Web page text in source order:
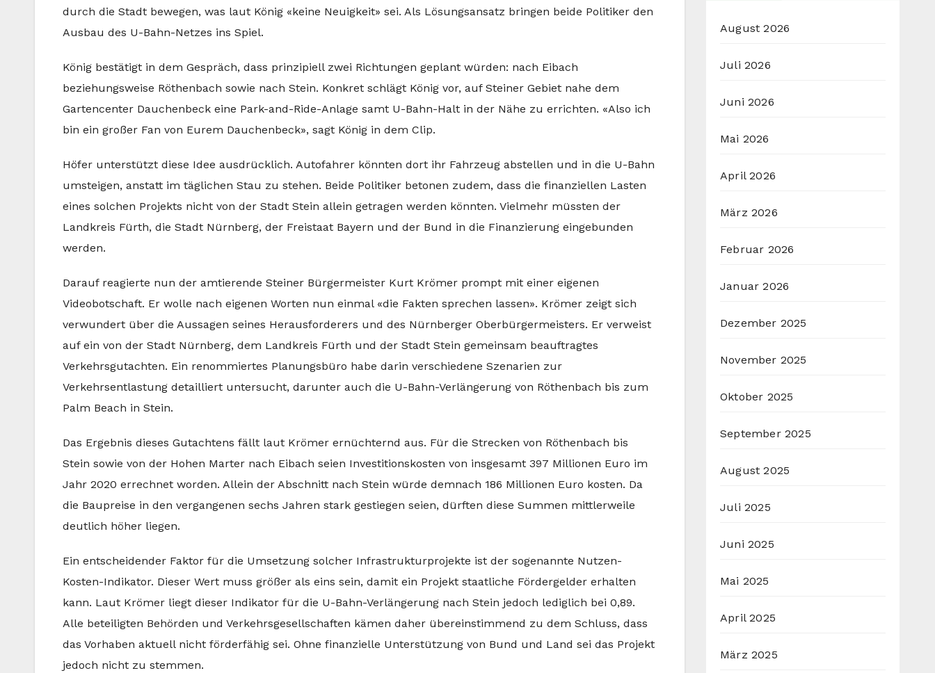
durch die Stadt bewegen, was laut König «keine Neuigkeit» sei. Als Lösungsansatz bringen beide Politiker den
Ausbau des U-Bahn-Netzes ins Spiel.
König bestätigt in dem Gespräch, dass prinzipiell zwei Richtungen geplant würden: nach Eibach
beziehungsweise Röthenbach sowie nach Stein. Konkret schlägt König vor, auf Steiner Gebiet nahe dem
Gartencenter Dauchenbeck eine Park-and-Ride-Anlage samt U-Bahn-Halt in der Nähe zu errichten. «Also ich
bin ein großer Fan von Eurem Dauchenbeck», sagt König in dem Clip.
Höfer unterstützt diese Idee ausdrücklich. Autofahrer könnten dort ihr Fahrzeug abstellen und in die U-Bahn
umsteigen, anstatt im täglichen Stau zu stehen. Beide Politiker betonen zudem, dass die finanziellen Lasten
eines solchen Projekts nicht von der Stadt Stein allein getragen werden könnten. Vielmehr müssten der
Landkreis Fürth, die Stadt Nürnberg, der Freistaat Bayern und der Bund in die Finanzierung eingebunden
werden.
Darauf reagierte nun der amtierende Steiner Bürgermeister Kurt Krömer prompt mit einer eigenen
Videobotschaft. Er wolle nach eigenen Worten nun einmal «die Fakten sprechen lassen». Krömer zeigt sich
verwundert über die Aussagen seines Herausforderers und des Nürnberger Oberbürgermeisters. Er verweist
auf ein von der Stadt Nürnberg, dem Landkreis Fürth und der Stadt Stein gemeinsam beauftragtes
Verkehrsgutachten. Ein renommiertes Planungsbüro habe darin verschiedene Szenarien zur
Verkehrsentlastung detailliert untersucht, darunter auch die U-Bahn-Verlängerung von Röthenbach bis zum
Palm Beach in Stein.
Das Ergebnis dieses Gutachtens fällt laut Krömer ernüchternd aus. Für die Strecken von Röthenbach bis
Stein sowie von der Hohen Marter nach Eibach seien Investitionskosten von insgesamt 397 Millionen Euro im
Jahr 2020 errechnet worden. Allein der Abschnitt nach Stein würde demnach 186 Millionen Euro kosten. Da
die Baupreise in den vergangenen sechs Jahren stark gestiegen seien, dürften diese Summen mittlerweile
deutlich höher liegen.
Ein entscheidender Faktor für die Umsetzung solcher Infrastrukturprojekte ist der sogenannte Nutzen-
Kosten-Indikator. Dieser Wert muss größer als eins sein, damit ein Projekt staatliche Fördergelder erhalten
kann. Laut Krömer liegt dieser Indikator für die U-Bahn-Verlängerung nach Stein jedoch lediglich bei 0,89.
Alle beteiligten Behörden und Verkehrsgesellschaften kämen daher übereinstimmend zu dem Schluss, dass
das Vorhaben aktuell nicht förderfähig sei. Ohne finanzielle Unterstützung von Bund und Land sei das Projekt
jedoch nicht zu stemmen.
August 2026
Juli 2026
Juni 2026
Mai 2026
April 2026
März 2026
Februar 2026
Januar 2026
Dezember 2025
November 2025
Oktober 2025
September 2025
August 2025
Juli 2025
Juni 2025
Mai 2025
April 2025
März 2025